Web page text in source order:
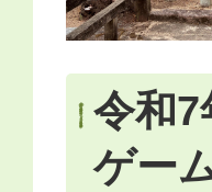
令和7
ゲー